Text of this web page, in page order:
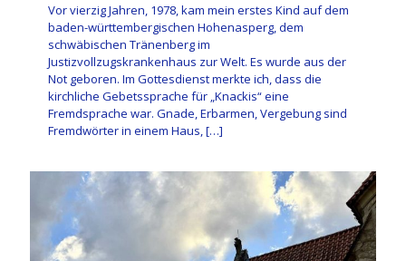
Vor vierzig Jahren, 1978, kam mein erstes Kind auf dem
baden-württembergischen Hohenasperg, dem
schwäbischen Tränenberg im
Justizvollzugskrankenhaus zur Welt. Es wurde aus der
Not geboren. Im Gottesdienst merkte ich, dass die
kirchliche Gebetssprache für „Knackis“ eine
Fremdsprache war. Gnade, Erbarmen, Vergebung sind
Fremdwörter in einem Haus, […]